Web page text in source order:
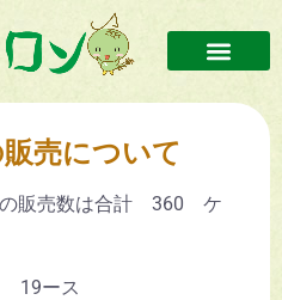
売について
の販売数は合計 360 ケ
19ース